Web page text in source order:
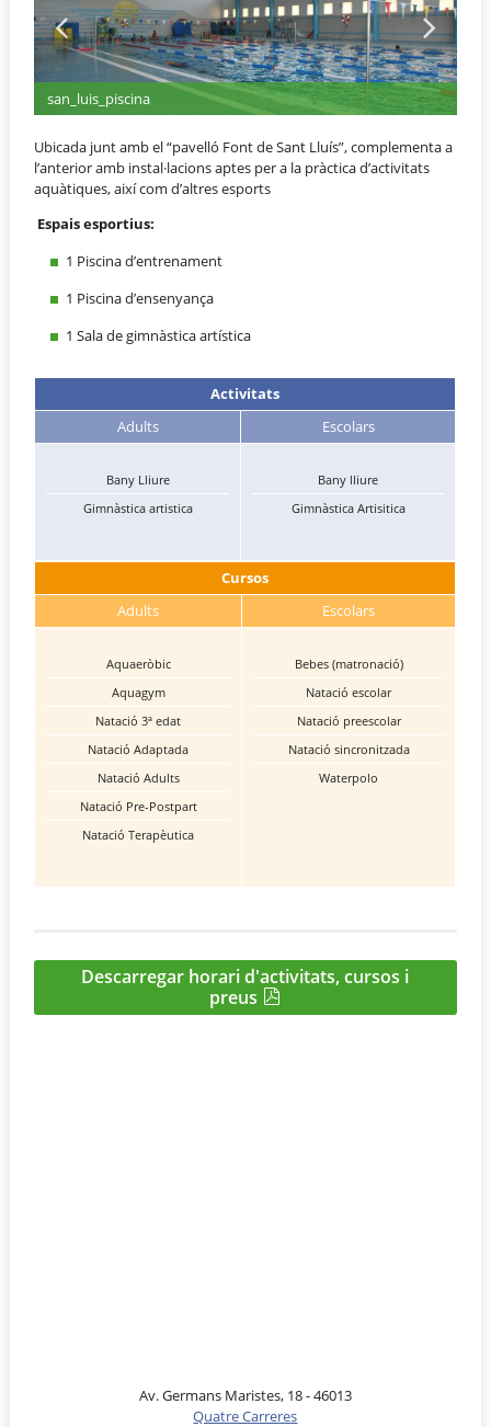
san_luis_piscina
Ubicada junt amb el “pavelló Font de Sant Lluís”, complementa a
l’anterior amb instal·lacions aptes per a la pràctica d’activitats
aquàtiques, així com d’altres esports
Espais esportius:
1 Piscina d’entrenament
1 Piscina d’ensenyança
1 Sala de gimnàstica artística
Activitats
Adults
Escolars
Bany Lliure
Gimnàstica artistica
Bany lliure
Gimnàstica Artisitica
Cursos
Adults
Escolars
Aquaeròbic
Aquagym
Natació 3ª edat
Natació Adaptada
Natació Adults
Natació Pre-Postpart
Natació Terapèutica
Bebes (matronació)
Natació escolar
Natació preescolar
Natació sincronitzada
Waterpolo
Descarregar horari d'activitats, cursos i
preus
Av. Germans Maristes, 18 - 46013
Quatre Carreres